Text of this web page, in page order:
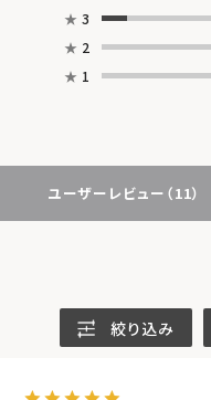
★ 3
★ 2
★ 1
ユーザーレビュー （11）
絞り込み